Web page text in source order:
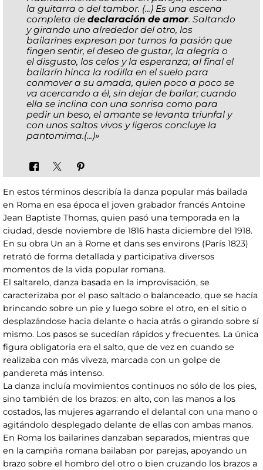
la guitarra o del tambor. (...) Es una escena
completa de declaración de amor. Saltando
y girando uno alrededor del otro, los
bailarines expresan por turnos la pasión que
fingen sentir, el deseo de gustar, la alegría o
el disgusto, los celos y la esperanza; al final el
bailarín hinca la rodilla en el suelo para
conmover a su amada, quien poco a poco se
va acercando a él, sin dejar de bailar; cuando
ella se inclina con una sonrisa como para
pedir un beso, el amante se levanta triunfal y
con unos saltos vivos y ligeros concluye la
pantomima.(...)»
En estos términos describía la danza popular más bailada
en Roma en esa época el joven grabador francés Antoine
Jean Baptiste Thomas, quien pasó una temporada en la
ciudad, desde noviembre de 1816 hasta diciembre del 1918.
En su obra Un an à Rome et dans ses environs (París 1823)
retrató de forma detallada y participativa diversos
momentos de la vida popular romana.
El saltarelo, danza basada en la improvisación, se
caracterizaba por el paso saltado o balanceado, que se hacía
brincando sobre un pie y luego sobre el otro, en el sitio o
desplazándose hacia delante o hacia atrás o girando sobre sí
mismo. Los pasos se sucedían rápidos y frecuentes. La única
figura obligatoria era el salto, que de vez en cuando se
realizaba con más viveza, marcada con un golpe de
pandereta más intenso.
La danza incluía movimientos continuos no sólo de los pies,
sino también de los brazos: en alto, con las manos a los
costados, las mujeres agarrando el delantal con una mano o
agitándolo desplegado delante de ellas con ambas manos.
En Roma los bailarines danzaban separados, mientras que
en la campiña romana bailaban por parejas, apoyando un
brazo sobre el hombro del otro o bien cruzando los brazos a